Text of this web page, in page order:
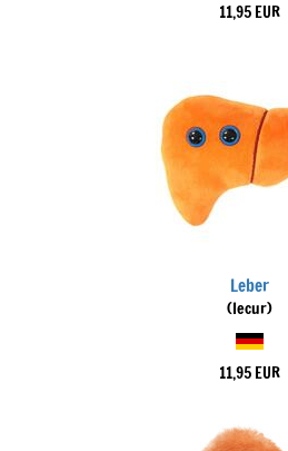
11,95 EUR
Leber
(Iecur)
11,95 EUR